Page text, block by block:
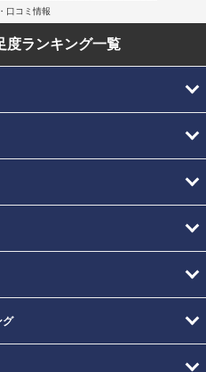
口コミ情報
度ランキング一覧
グ